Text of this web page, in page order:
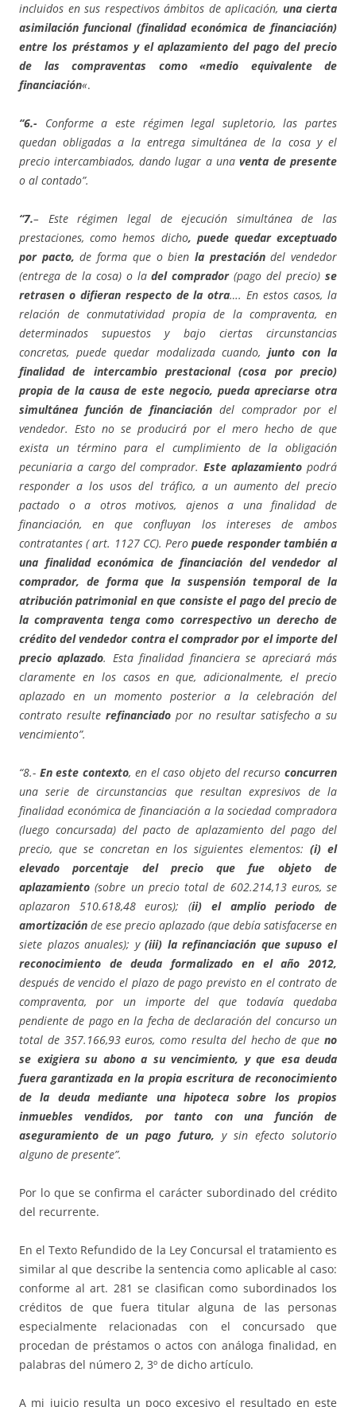
incluidos en sus respectivos ámbitos de aplicación, una cierta
asimilación funcional (finalidad económica de financiación)
entre los préstamos y el aplazamiento del pago del precio
de las compraventas como «medio equivalente de
financiación«.
“6.- Conforme a este régimen legal supletorio, las partes
quedan obligadas a la entrega simultánea de la cosa y el
precio intercambiados, dando lugar a unaventa de presente
o al contado”.
“7.– Este régimen legal de ejecución simultánea de las
prestaciones, como hemos dicho, puede quedar exceptuado
por pacto, de forma que o bien la prestacióndel vendedor
(entrega de la cosa) o ladel comprador(pago del precio)se
retrasen o difieran respecto de la otra…. En estos casos, la
relación de conmutatividad propia de la compraventa, en
determinados supuestos y bajo ciertas circunstancias
concretas, puede quedar modalizada cuando,junto con la
finalidad de intercambio prestacional (cosa por precio)
propia de la causa de este negocio, pueda apreciarse otra
simultánea función de financiación del comprador por el
vendedor. Esto no se producirá por el mero hecho de que
exista un término para el cumplimiento de la obligación
pecuniaria a cargo del comprador.Este aplazamiento podrá
responder a los usos del tráfico, a un aumento del precio
pactado o a otros motivos, ajenos a una finalidad de
financiación, en que confluyan los intereses de ambos
contratantes ( art. 1127 CC). Peropuede responder también a
una finalidad económica de financiación del vendedor al
comprador, de forma que la suspensión temporal de la
atribución patrimonial en que consiste el pago del precio de
la compraventa tenga como correspectivo un derecho de
crédito del vendedor contra el comprador por el importe del
precio aplazado. Esta finalidad financiera se apreciará más
claramente en los casos en que, adicionalmente, el precio
aplazado en un momento posterior a la celebración del
contrato resulterefinanciado por no resultar satisfecho a su
vencimiento”.
“8.- En este contexto, en el caso objeto del recursoconcurren
una serie de circunstancias que resultan expresivos de la
finalidad económica de financiación a la sociedad compradora
(luego concursada) del pacto de aplazamiento del pago del
precio, que se concretan en los siguientes elementos:(i) el
elevado porcentaje del precio que fue objeto de
aplazamiento (sobre un precio total de 602.214,13 euros, se
aplazaron 510.618,48 euros); (ii) el amplio periodo de
amortización de ese precio aplazado (que debía satisfacerse en
siete plazos anuales); y(iii) la refinanciación que supuso el
reconocimiento de deuda formalizado en el año 2012,
después de vencido el plazo de pago previsto en el contrato de
compraventa, por un importe del que todavía quedaba
pendiente de pago en la fecha de declaración del concurso un
total de 357.166,93 euros, como resulta del hecho de que no
se exigiera su abono a su vencimiento, y que esa deuda
fuera garantizada en la propia escritura de reconocimiento
de la deuda mediante una hipoteca sobre los propios
inmuebles vendidos, por tanto con una función de
aseguramiento de un pago futuro, y sin efecto solutorio
alguno de presente”.
Por lo que se confirma el carácter subordinado del crédito
del recurrente.
En el Texto Refundido de la Ley Concursal el tratamiento es
similar al que describe la sentencia como aplicable al caso:
conforme al art. 281 se clasifican como subordinados los
créditos de que fuera titular alguna de las personas
especialmente relacionadas con el concursado que
procedan de préstamos o actos con análoga finalidad, en
palabras del número 2, 3º de dicho artículo.
A mi juicio resulta un poco excesivo el resultado en este